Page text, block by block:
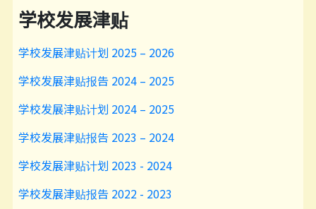
学校发展津贴
学校发展津贴计划 2025 – 2026
学校发展津贴报告 2024 – 2025
学校发展津贴计划 2024 – 2025
学校发展津贴报告 2023 – 2024
学校发展津贴计划 2023 - 2024
学校发展津贴报告 2022 - 2023